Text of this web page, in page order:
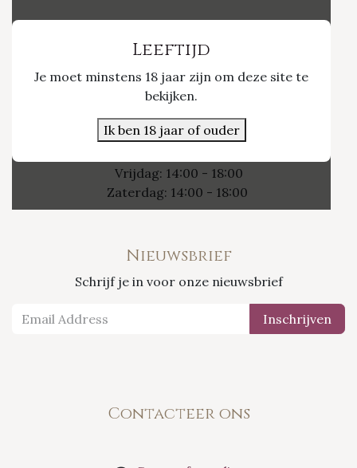
Leeftijd
Je moet minstens 18 jaar zijn om deze site te
bekijken.
Ik ben 18 jaar of ouder
Nieuwpoort 21/1
Openingsuren
Vrijdag: 14:00 - 18:00
Zaterdag: 14:00 - 18:00
Nieuwsbrief
Schrijf je in voor onze nieuwsbrief
Inschrijven
Contacteer ons